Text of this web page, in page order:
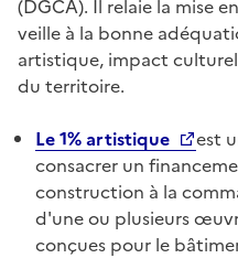
(DGCA). Il relaie la mise
veille à la bonne
artistique, impact
du territoire.
Le 1% artistique
est
consacrer un
construction à la
d'une ou plusieurs
conçues pour le